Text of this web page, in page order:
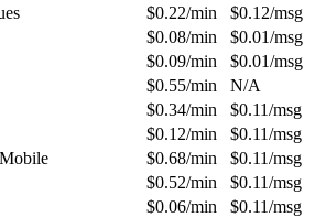
$0.22/min $0.12/msg
$0.08/min $0.01/msg
$0.09/min $0.01/msg
$0.55/min
N/A
$0.34/min $0.11/msg
$0.12/min $0.11/msg
$0.68/min $0.11/msg
$0.52/min $0.11/msg
$0.06/min $0.11/msg